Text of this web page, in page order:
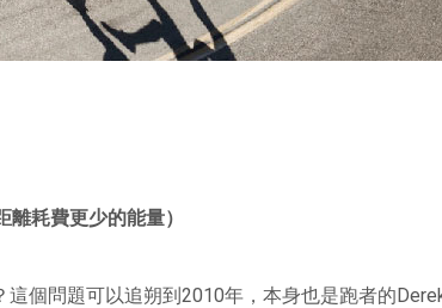
耗費更少的能量）
個問題可以追朔到2010年，本身也是跑者的